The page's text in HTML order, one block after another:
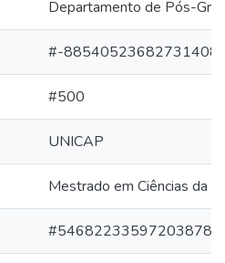
Departamento de Pós-
#-
#500
UNICAP
Mestrado em Ciências da